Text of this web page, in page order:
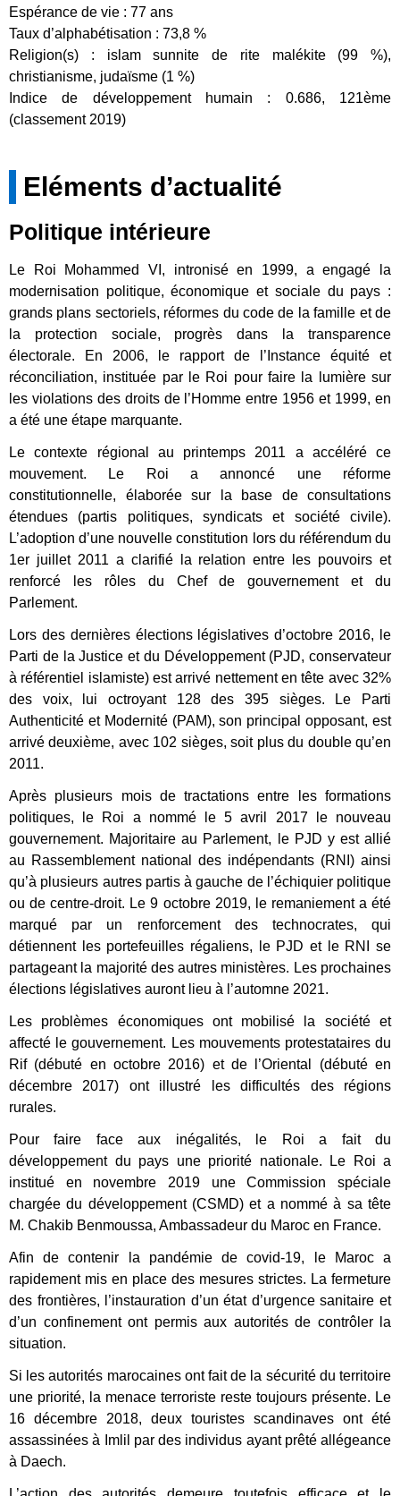
Espérance de vie : 77 ans
Taux d’alphabétisation : 73,8 %
Religion(s) : islam sunnite de rite malékite (99 %),
christianisme, judaïsme (1 %)
Indice de développement humain : 0.686, 121ème
(classement 2019)
Eléments d’actualité
Politique intérieure
Le Roi Mohammed VI, intronisé en 1999, a engagé la
modernisation politique, économique et sociale du pays :
grands plans sectoriels, réformes du code de la famille et de
la protection sociale, progrès dans la transparence
électorale. En 2006, le rapport de l’Instance équité et
réconciliation, instituée par le Roi pour faire la lumière sur
les violations des droits de l’Homme entre 1956 et 1999, en
a été une étape marquante.
Le contexte régional au printemps 2011 a accéléré ce
mouvement. Le Roi a annoncé une réforme
constitutionnelle, élaborée sur la base de consultations
étendues (partis politiques, syndicats et société civile).
L’adoption d’une nouvelle constitution lors du référendum du
1er juillet 2011 a clarifié la relation entre les pouvoirs et
renforcé les rôles du Chef de gouvernement et du
Parlement.
Lors des dernières élections législatives d’octobre 2016, le
Parti de la Justice et du Développement (PJD, conservateur
à référentiel islamiste) est arrivé nettement en tête avec 32%
des voix, lui octroyant 128 des 395 sièges. Le Parti
Authenticité et Modernité (PAM), son principal opposant, est
arrivé deuxième, avec 102 sièges, soit plus du double qu’en
2011.
Après plusieurs mois de tractations entre les formations
politiques, le Roi a nommé le 5 avril 2017 le nouveau
gouvernement. Majoritaire au Parlement, le PJD y est allié
au Rassemblement national des indépendants (RNI) ainsi
qu’à plusieurs autres partis à gauche de l’échiquier politique
ou de centre-droit. Le 9 octobre 2019, le remaniement a été
marqué par un renforcement des technocrates, qui
détiennent les portefeuilles régaliens, le PJD et le RNI se
partageant la majorité des autres ministères. Les prochaines
élections législatives auront lieu à l’automne 2021.
Les problèmes économiques ont mobilisé la société et
affecté le gouvernement. Les mouvements protestataires du
Rif (débuté en octobre 2016) et de l’Oriental (débuté en
décembre 2017) ont illustré les difficultés des régions
rurales.
Pour faire face aux inégalités, le Roi a fait du
développement du pays une priorité nationale. Le Roi a
institué en novembre 2019 une Commission spéciale
chargée du développement (CSMD) et a nommé à sa tête
M. Chakib Benmoussa, Ambassadeur du Maroc en France.
Afin de contenir la pandémie de covid-19, le Maroc a
rapidement mis en place des mesures strictes. La fermeture
des frontières, l’instauration d’un état d’urgence sanitaire et
d’un confinement ont permis aux autorités de contrôler la
situation.
Si les autorités marocaines ont fait de la sécurité du territoire
une priorité, la menace terroriste reste toujours présente. Le
16 décembre 2018, deux touristes scandinaves ont été
assassinées à Imlil par des individus ayant prêté allégeance
à Daech.